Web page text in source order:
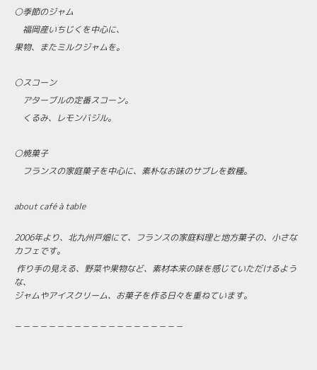
⚪季節のジャム
福岡産いちじくを中心に、
果物、またミルクジャムを。
⚪スコーン
アターブルの定番スコーン。
くるみ、レモンバジル。
⚪焼菓子
フランスの家庭菓子を中心に、素朴なお味のサブレを数種。
about café à table
2006年より、北九州戸畑にて、フランスの家庭料理と地方菓子の、小さな
カフェです。
作り手の見える、野菜や果物など、素材本来の味を感じていただけるよう
な、
ジャムやアイスクリーム、お菓子を作る日々を重ねています。
－－－－－－－－－－－－－－－－－－－－